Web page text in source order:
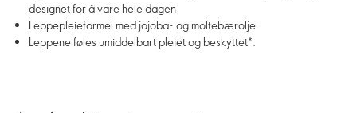
designet for å vare hele dagen
Leppepleieformel med jojoba- og moltebærolje
Leppene føles umiddelbart pleiet og beskyttet*.